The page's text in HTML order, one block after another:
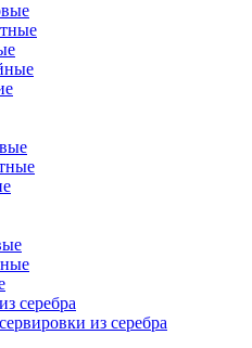
серебра
из серебра